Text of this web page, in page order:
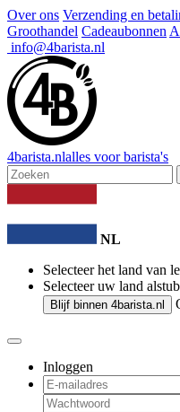
Over ons Verzending en
Groothandel Cadeaubonnen
info@4barista.nl
4barista.nlalles voor barista's
NL
Selecteer het land van
Selecteer uw land
Blijf binnen 4barista.nl
Inloggen